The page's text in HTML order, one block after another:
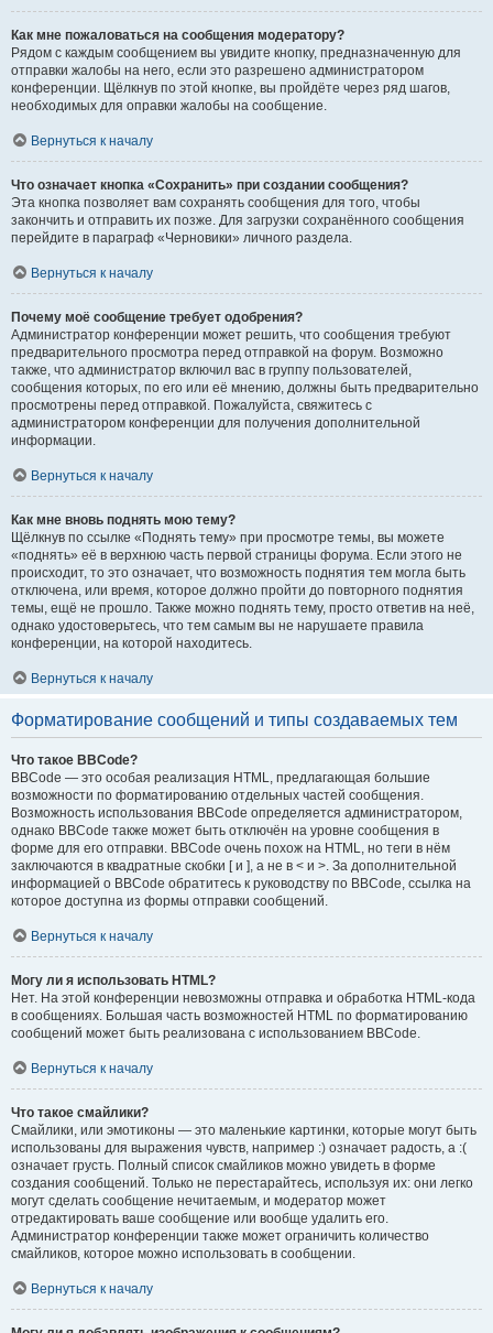
Как мне пожаловаться на сообщения модератору?
Рядом с каждым сообщением вы увидите кнопку, предназначенную для
отправки жалобы на него, если это разрешено администратором
конференции. Щёлкнув по этой кнопке, вы пройдёте через ряд шагов,
необходимых для оправки жалобы на сообщение.
Вернуться к началу
Что означает кнопка «Сохранить» при создании сообщения?
Эта кнопка позволяет вам сохранять сообщения для того, чтобы
закончить и отправить их позже. Для загрузки сохранённого сообщения
перейдите в параграф «Черновики» личного раздела.
Вернуться к началу
Почему моё сообщение требует одобрения?
Администратор конференции может решить, что сообщения требуют
предварительного просмотра перед отправкой на форум. Возможно
также, что администратор включил вас в группу пользователей,
сообщения которых, по его или её мнению, должны быть предварительно
просмотрены перед отправкой. Пожалуйста, свяжитесь с
администратором конференции для получения дополнительной
информации.
Вернуться к началу
Как мне вновь поднять мою тему?
Щёлкнув по ссылке «Поднять тему» при просмотре темы, вы можете
«поднять» её в верхнюю часть первой страницы форума. Если этого не
происходит, то это означает, что возможность поднятия тем могла быть
отключена, или время, которое должно пройти до повторного поднятия
темы, ещё не прошло. Также можно поднять тему, просто ответив на неё,
однако удостоверьтесь, что тем самым вы не нарушаете правила
конференции, на которой находитесь.
Вернуться к началу
Форматирование сообщений и типы создаваемых тем
Что такое BBCode?
BBCode — это особая реализация HTML, предлагающая большие
возможности по форматированию отдельных частей сообщения.
Возможность использования BBCode определяется администратором,
однако BBCode также может быть отключён на уровне сообщения в
форме для его отправки. BBCode очень похож на HTML, но теги в нём
заключаются в квадратные скобки [ и ], а не в < и >. За дополнительной
информацией о BBCode обратитесь к руководству по BBCode, ссылка на
которое доступна из формы отправки сообщений.
Вернуться к началу
Могу ли я использовать HTML?
Нет. На этой конференции невозможны отправка и обработка HTML-кода
в сообщениях. Большая часть возможностей HTML по форматированию
сообщений может быть реализована с использованием BBCode.
Вернуться к началу
Что такое смайлики?
Смайлики, или эмотиконы — это маленькие картинки, которые могут быть
использованы для выражения чувств, например :) означает радость, а :(
означает грусть. Полный список смайликов можно увидеть в форме
создания сообщений. Только не перестарайтесь, используя их: они легко
могут сделать сообщение нечитаемым, и модератор может
отредактировать ваше сообщение или вообще удалить его.
Администратор конференции также может ограничить количество
смайликов, которое можно использовать в сообщении.
Вернуться к началу